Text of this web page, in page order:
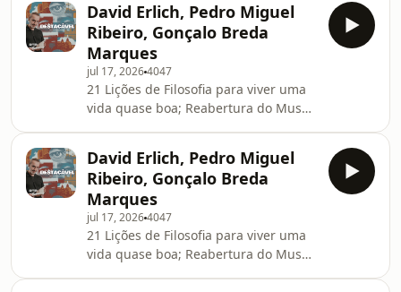
por Ricardo SérgioSee
omnystudio.com/listener for privacy
information.
David Erlich, Pedro Miguel
Ribeiro, Gonçalo Breda
Marques
jul 17, 20264047
21 Lições de Filosofia para viver uma
vida quase boa; Reabertura do Museu
omnystudio.com/listener for privacy
information.
David Erlich, Pedro Miguel
Ribeiro, Gonçalo Breda
Marques
jul 17, 20264047
21 Lições de Filosofia para viver uma
vida quase boa; Reabertura do Museu